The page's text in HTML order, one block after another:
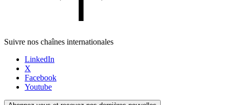
Suivre nos chaînes internationales
LinkedIn
X
Facebook
Youtube